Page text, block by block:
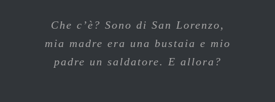
Che c’è? Sono di San Lorenzo,
mia madre era una bustaia e mio
padre un saldatore. E allora?